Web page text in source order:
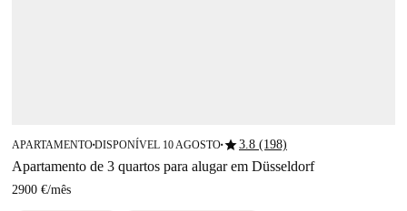
APARTAMENTO■DISPONÍVEL 10 AGOSTO■star3.8 (198)
Apartamento de 3 quartos para alugar em Düsseldorf
2900 €/mês